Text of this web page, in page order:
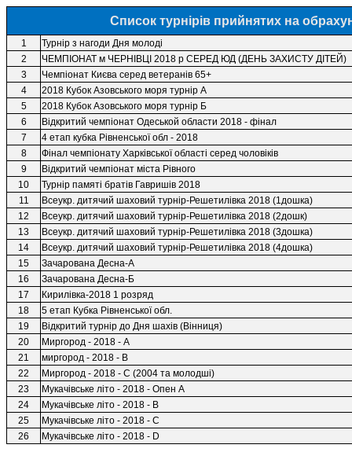
Список турнiрів прийнятих на
1
Турнiр з нагоди Дня молодi
2
ЧЕМПIОНАТ м ЧЕРНIВЦI 2018 р СЕРЕД ЮД (ДЕНЬ ЗАХИСТУ ДIТЕЙ)
3
Чемпiонат Києва серед ветеранiв 65+
4
2018 Кубок Азовського моря турнiр А
5
2018 Кубок Азовського моря турнiр Б
6
Вiдкритий чемпiонат Одеськой области 2018 - фiнал
7
4 етап кубка Рiвненської обл - 2018
8
Фiнал чемпiонату Харкiвської областi серед чоловiкiв
9
Вiдкритий чемпiонат мiста Рiвного
10
Турнiр памятi братiв Гавришiв 2018
11
Всеукр. дитячий шаховий турнiр-Решетилiвка 2018 (1дошка)
12
Всеукр. дитячий шаховий турнiр-Решетилiвка 2018 (2дошк)
13
Всеукр. дитячий шаховий турнiр-Решетилiвка 2018 (3дошка)
14
Всеукр. дитячий шаховий турнiр-Решетилiвка 2018 (4дошка)
15
Зачарована Десна-А
16
Зачарована Десна-Б
17
Кирилiвка-2018 1 розряд
18
5 етап Кубка Рiвненської обл.
19
Вiдкритий турнiр до Дня шахiв (Вiнниця)
20
Миргород - 2018 - А
21
миргород - 2018 - В
22
Миргород - 2018 - С (2004 та молодшi)
23
Мукачiвське лiто - 2018 - Опен А
24
Мукачiвське лiто - 2018 - B
25
Мукачiвське лiто - 2018 - C
26
Мукачiвське лiто - 2018 - D